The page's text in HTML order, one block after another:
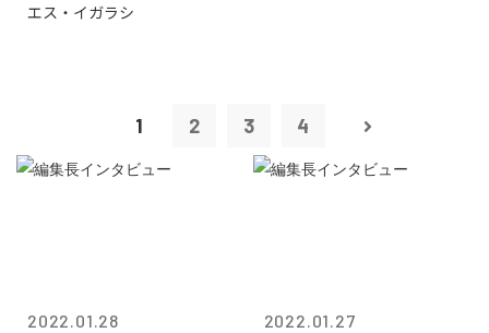
エス・イガラシ
1 2 3 4
2022.01.28 2022.01.27